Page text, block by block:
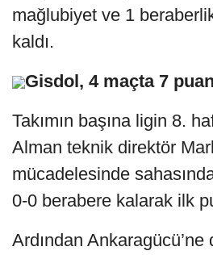
mağlubiyet ve 1
kaldı.
Gisdol, 4 maçta 7
Takımın başına ligin 8.
Alman teknik direktör
mücadelesinde
0-0 berabere kalarak ilk
Ardından